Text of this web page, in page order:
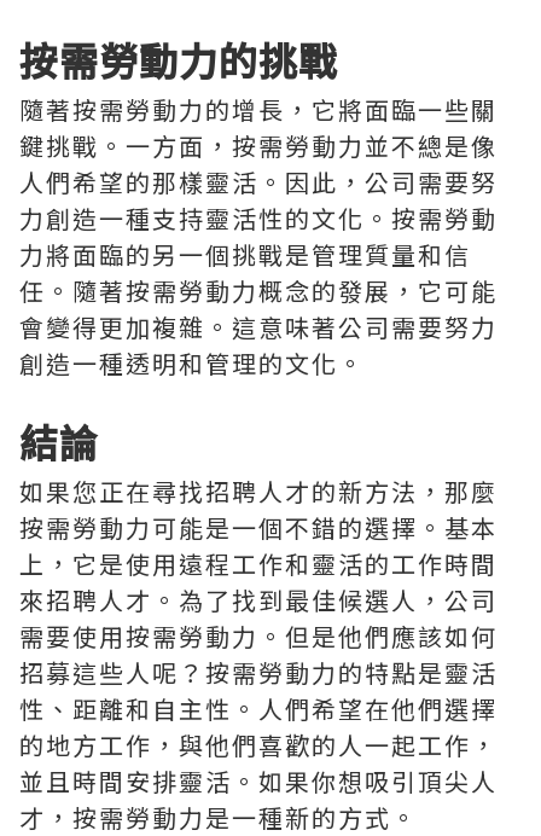
按需勞動力的挑戰
隨著按需勞動力的增長，它將面臨一些關
鍵挑戰。一方面，按需勞動力並不總是像
人們希望的那樣靈活。因此，公司需要努
力創造一種支持靈活性的文化。按需勞動
力將面臨的另一個挑戰是管理質量和信
任。隨著按需勞動力概念的發展，它可能
會變得更加複雜。這意味著公司需要努力
創造一種透明和管理的文化。
結論
如果您正在尋找招聘人才的新方法，那麼
按需勞動力可能是一個不錯的選擇。基本
上，它是使用遠程工作和靈活的工作時間
來招聘人才。為了找到最佳候選人，公司
需要使用按需勞動力。但是他們應該如何
招募這些人呢？按需勞動力的特點是靈活
性、距離和自主性。人們希望在他們選擇
的地方工作，與他們喜歡的人一起工作，
並且時間安排靈活。如果你想吸引頂尖人
才，按需勞動力是一種新的方式。